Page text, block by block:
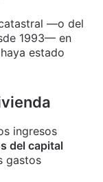
—o del
1993— en
estado
ingresos
del capital
gastos